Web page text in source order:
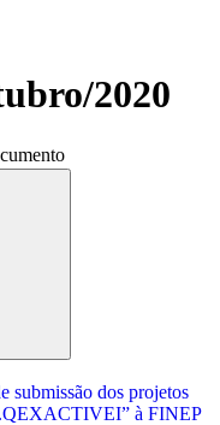
2020
submissão dos projetos
à FINEP